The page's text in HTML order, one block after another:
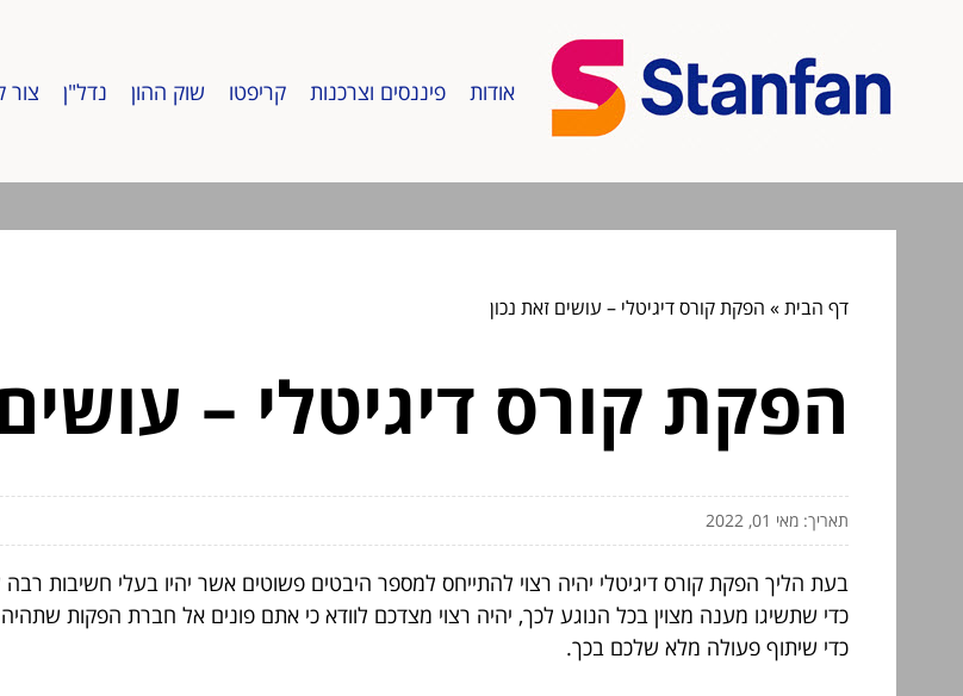
אודות פיננסים וצרכנות קריפטו שוק ההון נדל"ן צור
דף הבית» הפקת קורס דיגיטלי – עושים זאת נכון
הפקת קורס דיגיטלי –
תאריך: מאי 01, 2022
בעת הליך הפקת קורס דיגיטלי יהיה רצוי להתייחס למספר היבטים פשוטים אשר יהיו בעלי חשיבות רבה
כדי שתשיגו מענה מצוין בכל הנוגע לכך, יהיה רצוי מצדכם לוודא כי אתם פונים אל חברת הפקות
כדי שיתוף פעולה מלא שלכם בכך.